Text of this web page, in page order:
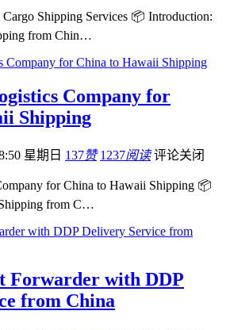
Shipping Services 📦 Introduction:
from Chin…
Company for
Shipping
星期日 137赞 1237阅读 评论关闭
for China to Hawaii Shipping 📦
from C…
Forwarder with DDP
from China